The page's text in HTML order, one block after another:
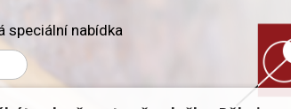
speciální nabídka